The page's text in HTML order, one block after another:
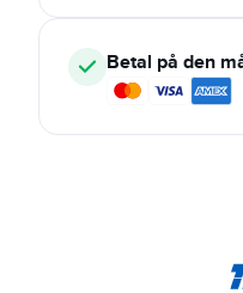
Betal på den